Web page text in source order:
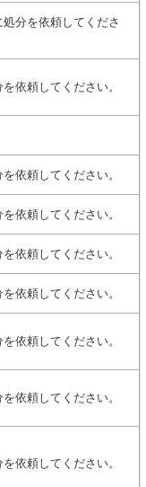
分を依頼してくださ
依頼してください。
依頼してください。
依頼してください。
依頼してください。
依頼してください。
依頼してください。
依頼してください。
依頼してください。